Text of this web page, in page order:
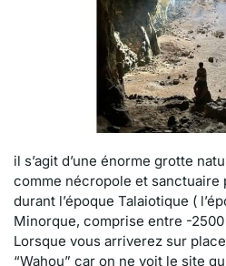
il s’agit d’une énorme grotte
comme nécropole et
durant l’époque Talaiotique (
Minorque, comprise entre -2500
Lorsque vous arriverez sur
“Wahou” car on ne voit le site